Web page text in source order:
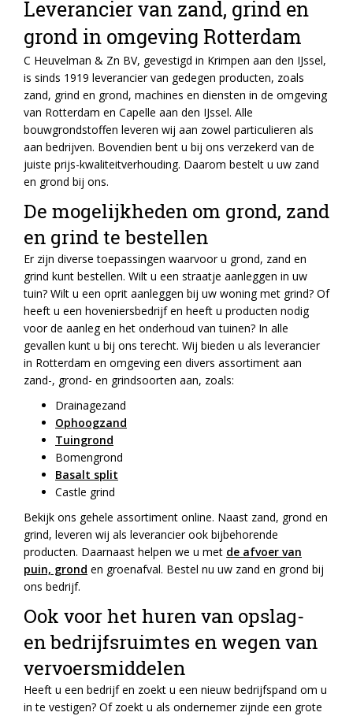
Leverancier van zand, grind en
grond in omgeving Rotterdam
C Heuvelman & Zn BV, gevestigd in Krimpen aan den IJssel,
is sinds 1919 leverancier van gedegen producten, zoals
zand, grind en grond, machines en diensten in de omgeving
van Rotterdam en Capelle aan den IJssel. Alle
bouwgrondstoffen leveren wij aan zowel particulieren als
aan bedrijven. Bovendien bent u bij ons verzekerd van de
juiste prijs-kwaliteitverhouding. Daarom bestelt u uw zand
en grond bij ons.
De mogelijkheden om grond, zand
en grind te bestellen
Er zijn diverse toepassingen waarvoor u grond, zand en
grind kunt bestellen. Wilt u een straatje aanleggen in uw
tuin? Wilt u een oprit aanleggen bij uw woning met grind? Of
heeft u een hoveniersbedrijf en heeft u producten nodig
voor de aanleg en het onderhoud van tuinen? In alle
gevallen kunt u bij ons terecht. Wij bieden u als leverancier
in Rotterdam en omgeving een divers assortiment aan
zand-, grond- en grindsoorten aan, zoals:
Drainagezand
Ophoogzand
Tuingrond
Bomengrond
Basalt split
Castle grind
Bekijk ons gehele assortiment online. Naast zand, grond en
grind, leveren wij als leverancier ook bijbehorende
producten. Daarnaast helpen we u met de afvoer van
puin, grond en groenafval. Bestel nu uw zand en grond bij
ons bedrijf.
Ook voor het huren van opslag-
en bedrijfsruimtes en wegen van
vervoersmiddelen
Heeft u een bedrijf en zoekt u een nieuw bedrijfspand om u
in te vestigen? Of zoekt u als ondernemer zijnde een grote